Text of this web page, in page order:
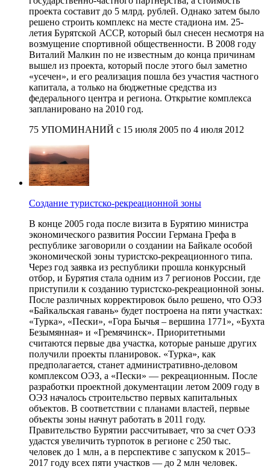
проекта составит до 5 млрд. рублей. Однако затем было
решено строить комплекс на месте стадиона им. 25-
летия Бурятской АССР, который был снесен несмотря на
возмущение спортивной общественности. В 2008 году
Виталий Малкин по не известным до конца причинам
вышел из проекта, который после этого был заметно
«усечен», и его реализация пошла без участия частного
капитала, а только на бюджетные средства из
федерального центра и региона. Открытие комплекса
запланировано на 2010 год.
75 УПОМИНАНИЙ с 15 июля 2005 по 4 июля 2012
Создание туристско-рекреационной зоны
В конце 2005 года после визита в Бурятию министра
экономического развития России Германа Грефа в
республике заговорили о создании на Байкале особой
экономической зоны туристско-рекреационного типа.
Через год заявка из республики прошла конкурсный
отбор, и Бурятия стала одним из 7 регионов России, где
приступили к созданию туристско-рекреационной зоны.
После различных корректировок было решено, что ОЭЗ
«Байкальская гавань» будет построена на пяти участках:
«Турка», «Пески», «Гора Бычья – вершина 1771», «Бухта
Безымянная» и «Гремячинск». Приоритетными
считаются первые два участка, которые раньше других
получили проекты планировок. «Турка», как
предполагается, станет административно-деловом
комплексом ОЭЗ, а «Пески» — рекреационным. После
разработки проектной документации летом 2009 году в
ОЭЗ началось строительство первых капитальных
объектов. В соответствии с планами властей, первые
объекты зоны начнут работать в 2011 году.
Правительство Бурятии рассчитывает, что за счет ОЭЗ
удастся увеличить турпоток в регионе с 250 тыс.
человек до 1 млн, а в перспективе с запуском к 2015–
2017 году всех пяти участков — до 2 млн человек.